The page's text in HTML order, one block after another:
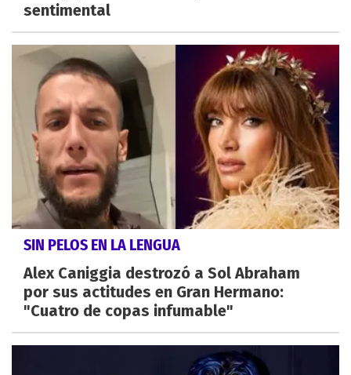
sentimental
SIN PELOS EN LA LENGUA
Alex Caniggia destrozó a Sol Abraham
por sus actitudes en Gran Hermano:
"Cuatro de copas infumable"